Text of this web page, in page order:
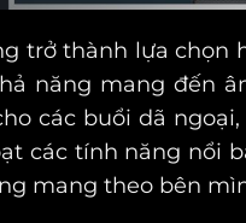
trở thành lựa chọn
năng mang đến
các buổi dã
các tính năng nổi
mang theo bên